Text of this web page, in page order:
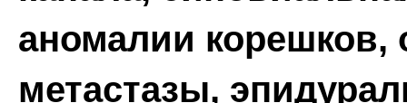
аномалии корешков,
метастазы,